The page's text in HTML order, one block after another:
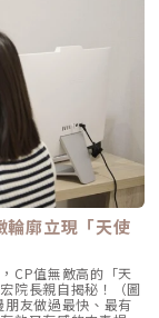
輪廓立現「天使
CP值無敵高的「天
院長親自揭秘！（圖
友做過最快、最有